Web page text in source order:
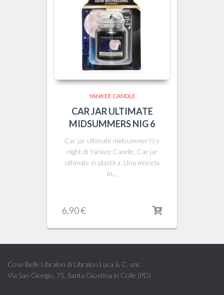
YANKEE CANDLE
CAR JAR ULTIMATE
MIDSUMMERS NIG 6
Car jar ultimate midsummer\\\’s
night di Yankee Candle. Car jar
ultimate in plastica. Una miscela
in...
6,90€
Cose Belle Libralon di Libralon Luca & C. snc
Via San Giorgio, 75, Santa Giustina in Colle (PD)